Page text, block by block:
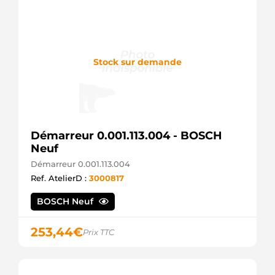
Stock sur demande
Démarreur 0.001.113.004 - BOSCH
Neuf
Démarreur 0.001.113.004
Ref. AtelierD : 3000817
BOSCH Neuf
253,44€Prix TTC